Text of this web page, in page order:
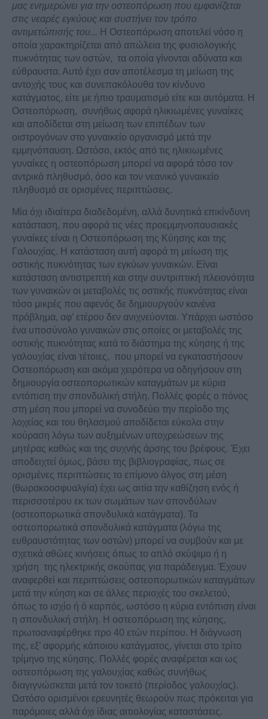
μας ενημερώνει για την οστεοπόρωση που εμφανίζεται
στις νεαρές εγκύους και συστήνει τον τρόπο
αντιμετώπισής του... Η Οστεοπόρωση αποτελεί νόσο η
οποία χαρακτηρίζεται από απώλεια της φυσιολογικής
πυκνότητας των οστών, τα οποία γίνονται αδύνατα και
εύθραυστα. Αυτό έχει σαν αποτέλεσμα τη μείωση της
αντοχής τους και συνεπακόλουθα τον κίνδυνο
κατάγματος, είτε με ήπιο τραυματισμό είτε και αυτόματα. Η
Οστεοπόρωση, συνήθως αφορά ηλικιωμένες γυναίκες
και αποδίδεται στη μείωση των επιπέδων των
οιστρογόνων στο γυναικείο οργανισμό μετά την
εμμηνόπαυση. Ωστόσο, εκτός από τις ηλικιωμένες
γυναίκες η οστεοπόρωση μπορεί να αφορά τόσο τον
αντρικό πληθυσμό, όσο και τον νεανικό γυναικείο
πληθυσμό σε ορισμένες περιπτώσεις.
Μία όχι ιδιαίτερα διαδεδομένη, αλλά δυνητικά επικίνδυνη
κατάσταση, που αφορά τις νέες προεμμηνοπαυσιακές
γυναίκες είναι η Οστεοπόρωση της Κύησης και της
Γαλουχίας. Η κατάσταση αυτή αφορά τη μείωση της
οστικής πυκνότητας των εγκύων γυναικών. Είναι
κατάσταση αντιστρεπτή και στην συντριπτική πλειονότητα
των γυναικών οι μεταβολές τις οστικής πυκνότητας είναι
τόσο μικρές που αφενός δε δημιουργούν κανένα
πρόβλημα, αφ’ ετέρου δεν ανιχνεύονται. Υπάρχει ωστόσο
ένα υποσύνολο γυναικών στις οποίες οι μεταβολές της
οστικής πυκνότητας κατά το διάστημα της κύησης ή της
γαλουχίας είναι τέτοιες, που μπορεί να εγκαταστήσουν
Οστεοπόρωση και ακόμα χειρότερα να οδηγήσουν στη
δημιουργία οστεοπορωτικών καταγμάτων με κύρια
εντόπιση την σπονδυλική στήλη. Πολλές φορές ο πόνος
στη μέση που μπορεί να συνοδεύει την περίοδο της
λοχείας και του θηλασμού αποδίδεται εύκολα στην
κούραση λόγω των αυξημένων υποχρεώσεων της
μητέρας καθώς και της συχνής άρσης του βρέφους. Έχει
αποδειχτεί όμως, βάσει της βιβλιογραφίας, πως σε
ορισμένες περιπτώσεις το επίμονο άλγος στη μέση
(θωρακοοσφυαλγία) έχει ως αιτία την καθίζηση ενός ή
περισσοτέρου εκ των σωμάτων των σπονδύλων
(οστεοπορωτικά σπονδυλικά κατάγματα). Τα
οστεοπορωτικά σπονδυλικά κατάγματα (λόγω της
ευθραυστότητας των οστών) μπορεί να συμβούν και με
σχετικά αθώες κινήσεις όπως το απλό σκύψιμο ή η
χρήση της ηλεκτρικής σκούπας για παράδειγμα. Έχουν
αναφερθεί και περιπτώσεις οστεοπορωτικών καταγμάτων
μετά την κύηση και σε άλλες περιοχές του σκελετού,
όπως το ισχίο ή ό καρπός, ωστόσο η κύρια εντόπιση είναι
η σπονδυλική στήλη. Η οστεοπόρωση της κύησης,
πρωτοαναφέρθηκε προ 40 ετών περίπου. Η διάγνωση
της, εξ’ αφορμής κάποιου κατάγματος, γίνεται στο τρίτο
τρίμηνο της κύησης. Πολλές φορές αναφέρεται και ως
οστεοπόρωση της γαλουχίας καθώς συνήθως
διαγιγνώσκεται μετά τον τοκετό (περίοδος γαλουχίας).
Ωστόσο ορισμένοι ερευνητές θεωρούν πως πρόκειται για
παρόμοιες αλλά όχι ίδιας αιτιολογίας καταστάσεις.